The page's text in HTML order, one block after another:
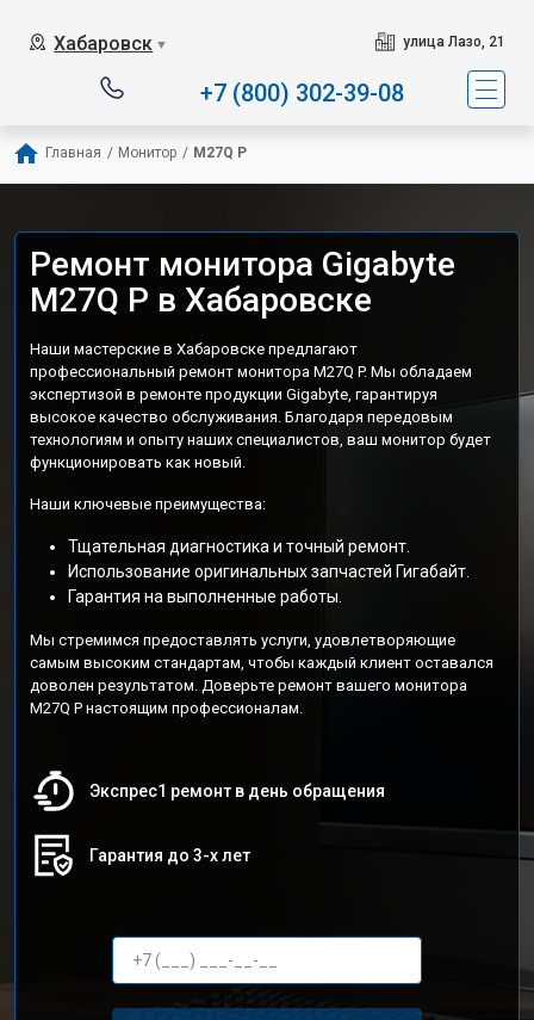
Хабаровск ▼ улица Лазо, 21
+7 (800) 302-39-08
Главная / Монитор / M27Q P
Ремонт монитора Gigabyte
M27Q P в Хабаровске
Наши мастерские в Хабаровске предлагают
профессиональный ремонт монитора M27Q P. Мы обладаем
экспертизой в ремонте продукции Gigabyte, гарантируя
высокое качество обслуживания. Благодаря передовым
технологиям и опыту наших специалистов, ваш монитор будет
функционировать как новый.
Наши ключевые преимущества:
Тщательная диагностика и точный ремонт.
Использование оригинальных запчастей Гигабайт.
Гарантия на выполненные работы.
Мы стремимся предоставлять услуги, удовлетворяющие
самым высоким стандартам, чтобы каждый клиент оставался
доволен результатом. Доверьте ремонт вашего монитора
M27Q P настоящим профессионалам.
Экспрес1 ремонт в день обращения
Гарантия до 3-х лет